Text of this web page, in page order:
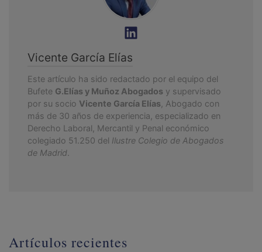
Vicente García Elías
Este artículo ha sido redactado por el equipo del
Bufete G.Elías y Muñoz Abogados y supervisado
por su socio Vicente García Elías , Abogado con
más de 30 años de experiencia, especializado en
Derecho Laboral, Mercantil y Penal económico
colegiado 51.250 del Ilustre Colegio de Abogados
de Madrid
Artículos recientes